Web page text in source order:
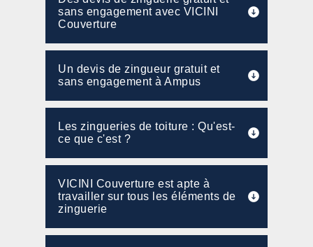
sans engagement avec VICINI
Couverture
Un devis de zingueur gratuit et
sans engagement à Ampus
Les zingueries de toiture : Qu'est-
ce que c'est ?
VICINI Couverture est apte à
travailler sur tous les éléments de
zinguerie